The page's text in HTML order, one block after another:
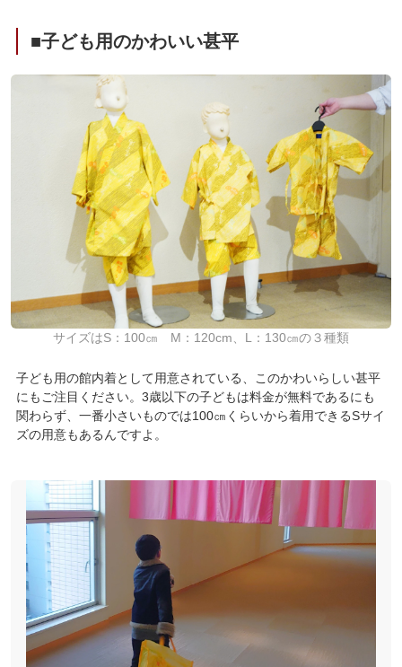
■子ども用のかわいい甚平
サイズはS：100㎝ M：120cm、L：130㎝の３種類
子ども用の館内着として用意されている、このかわいらしい甚平
にもご注目ください。3歳以下の子どもは料金が無料であるにも
関わらず、一番小さいものでは100㎝くらいから着用できるSサイ
ズの用意もあるんですよ。